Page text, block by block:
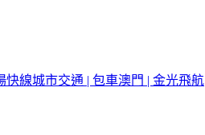
快線城市交通 | 包車澳門 | 金光飛航